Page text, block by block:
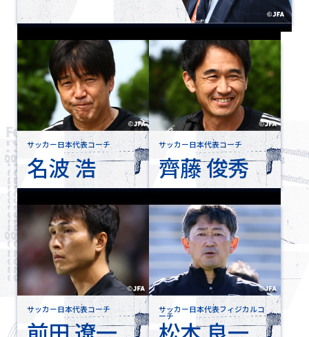
サッカー日本代表コーチ
名波 浩
サッカー日本代表コーチ
齊藤 俊秀
サッカー日本代表コーチ サッカー日本代表フィジカルコ
ーチ